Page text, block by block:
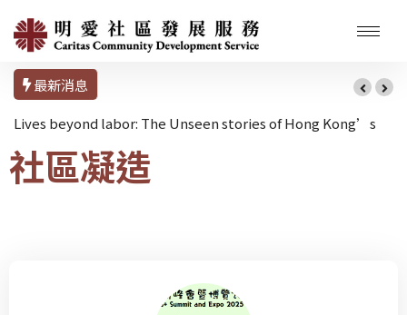
最新消息
Lives beyond labor: The Unseen stories of Hong Kong’s
Domestic Workers
社區凝造